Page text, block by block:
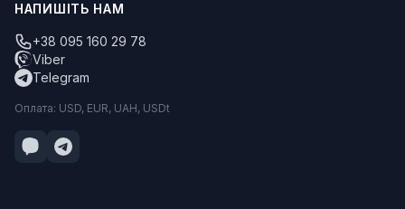
НАПИШІТЬ НАМ
+38 095 160 29 78
Viber
Telegram
Оплата: USD, EUR, UAH, USDt